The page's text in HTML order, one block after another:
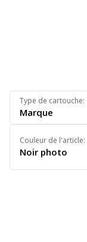
Type de cartouche:
Marque
Couleur de l'article:
Noir photo